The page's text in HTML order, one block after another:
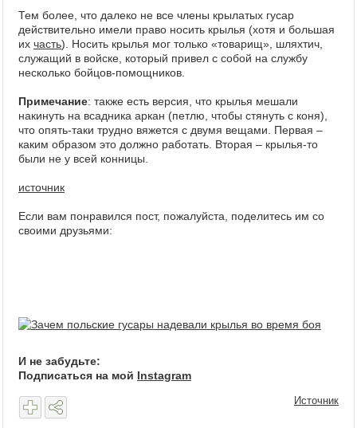
Тем более, что далеко не все члены крылатых гусар
действительно имели право носить крылья (хотя и большая
их часть). Носить крылья мог только «товарищ», шляхтич,
служащий в войске, который привел с собой на службу
несколько бойцов-помощников.
Примечание: также есть версия, что крылья мешали
накинуть на всадника аркан (петлю, чтобы стянуть с коня),
что опять-таки трудно вяжется с двумя вещами. Первая –
каким образом это должно работать. Вторая – крылья-то
были не у всей конницы.
источник
Если вам понравился пост, пожалуйста, поделитесь им со
своими друзьями:
И не забудьте:
Подписаться на мой Instagram
Источник